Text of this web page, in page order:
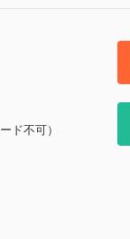
ド不可）